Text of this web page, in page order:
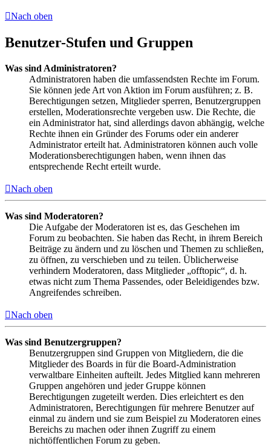
Nach oben
Benutzer-Stufen und Gruppen
Was sind Administratoren?
Administratoren haben die umfassendsten Rechte im Forum.
Sie können jede Art von Aktion im Forum ausführen; z. B.
Berechtigungen setzen, Mitglieder sperren, Benutzergruppen
erstellen, Moderationsrechte vergeben usw. Die Rechte, die
ein Administrator hat, sind allerdings davon abhängig, welche
Rechte ihnen ein Gründer des Forums oder ein anderer
Administrator erteilt hat. Administratoren können auch volle
Moderationsberechtigungen haben, wenn ihnen das
entsprechende Recht erteilt wurde.
Nach oben
Was sind Moderatoren?
Die Aufgabe der Moderatoren ist es, das Geschehen im
Forum zu beobachten. Sie haben das Recht, in ihrem Bereich
Beiträge zu ändern und zu löschen und Themen zu schließen,
zu öffnen, zu verschieben und zu teilen. Üblicherweise
verhindern Moderatoren, dass Mitglieder „offtopic“, d. h.
etwas nicht zum Thema Passendes, oder Beleidigendes bzw.
Angreifendes schreiben.
Nach oben
Was sind Benutzergruppen?
Benutzergruppen sind Gruppen von Mitgliedern, die die
Mitglieder des Boards in für die Board-Administration
verwaltbare Einheiten aufteilt. Jedes Mitglied kann mehreren
Gruppen angehören und jeder Gruppe können
Berechtigungen zugeteilt werden. Dies erleichtert es den
Administratoren, Berechtigungen für mehrere Benutzer auf
einmal zu ändern und sie zum Beispiel zu Moderatoren eines
Bereichs zu machen oder ihnen Zugriff zu einem
nichtöffentlichen Forum zu geben.